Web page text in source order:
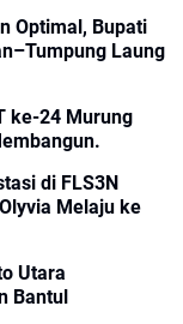
Optimal, Bupati
Laung
ke-24 Murung
di FLS3N
Melaju ke
Utara
Bantul